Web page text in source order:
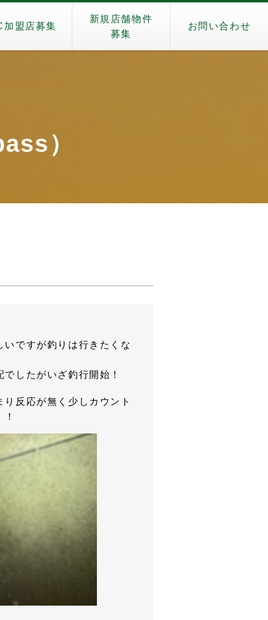
加盟店募集
新規店舗物件
募集
お問い合わせ
）
ですが釣りは行きたくな
したがいざ釣行開始！
反応が無く少しカウント